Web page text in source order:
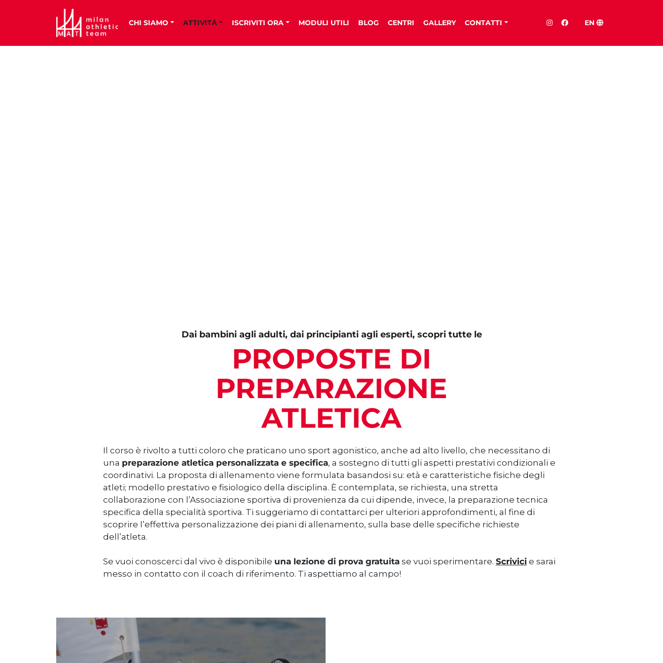
CHI SIAMO ATTIVITÁ ISCRIVITI ORA MODULI UTILI BLOG CENTRI GALLERY CONTATTI EN
Dai bambini agli adulti, dai principianti agli esperti, scopri tutte le
PROPOSTE DI
PREPARAZIONE
ATLETICA
Il corso è rivolto a tutti coloro che praticano uno sport agonistico, anche ad alto livello, che necessitano di
una preparazione atletica personalizzata e specifica, a sostegno di tutti gli aspetti prestativi condizionali e
coordinativi. La proposta di allenamento viene formulata basandosi su: età e caratteristiche fisiche degli
atleti; modello prestativo e fisiologico della disciplina. È contemplata, se richiesta, una stretta
collaborazione con l’Associazione sportiva di provenienza da cui dipende, invece, la preparazione tecnica
specifica della specialità sportiva. Ti suggeriamo di contattarci per ulteriori approfondimenti, al fine di
scoprire l’effettiva personalizzazione dei piani di allenamento, sulla base delle specifiche richieste
dell’atleta.
Se vuoi conoscerci dal vivo è disponibile una lezione di prova gratuita se vuoi sperimentare. Scrivici e sarai
messo in contatto con il coach di riferimento. Ti aspettiamo al campo!